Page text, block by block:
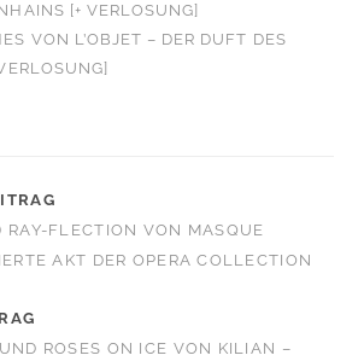
[+ VERLOSUNG]
VON L’OBJET – DER DUFT DES
RAY-FLECTION VON MASQUE
AKT DER OPERA COLLECTION
ROSES ON ICE VON KILIAN –